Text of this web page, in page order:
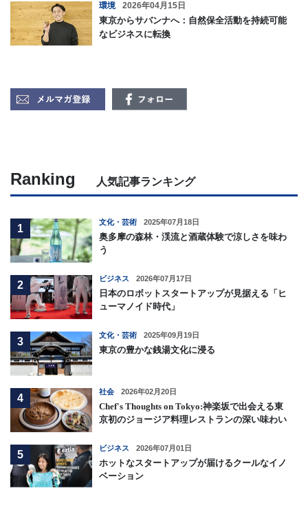
環境 2026年04月15日
東京からサバンナへ：自然保全活動を持続可能
なビジネスに転換
Ranking 人気記事ランキング
1
文化・芸術 2025年07月18日
奥多摩の森林・渓流と酒蔵体験で涼しさを味わ
う
2
ビジネス 2026年07月17日
日本のロボットスタートアップが見据える「ヒ
ューマノイド時代」
3
文化・芸術 2025年09月19日
東京の豊かな銭湯文化に浸る
4
社会 2026年02月20日
Chef's Thoughts on Tokyo:神楽坂で出会える東
京初のジョージア料理レストランの深い味わい
5
ビジネス 2026年07月01日
ホットなスタートアップが届けるクールなイノ
ベーション